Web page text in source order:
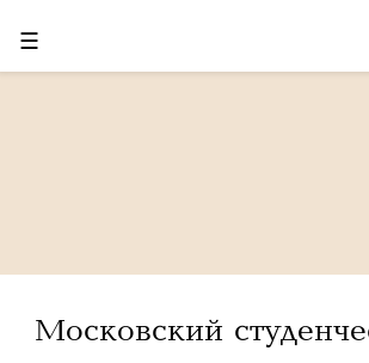
☰
Московский